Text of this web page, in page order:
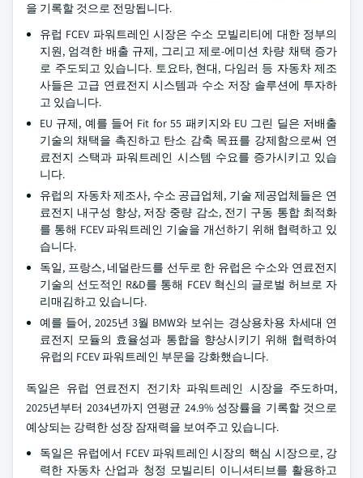
을 기록할 것으로 전망됩니다.
유럽 FCEV 파워트레인 시장은 수소 모빌리티에 대한 정부의
지원, 엄격한 배출 규제, 그리고 제로-에미션 차량 채택 증가
로 주도되고 있습니다. 토요타, 현대, 다임러 등 자동차 제조
사들은 고급 연료전지 시스템과 수소 저장 솔루션에 투자하
고 있습니다.
EU 규제, 예를 들어 Fit for 55 패키지와 EU 그린 딜은 저배출
기술의 채택을 촉진하고 탄소 감축 목표를 강제함으로써 연
료전지 스택과 파워트레인 시스템 수요를 증가시키고 있습
니다.
유럽의 자동차 제조사, 수소 공급업체, 기술 제공업체들은 연
료전지 내구성 향상, 저장 중량 감소, 전기 구동 통합 최적화
를 통해 FCEV 파워트레인 기술을 개선하기 위해 협력하고 있
습니다.
독일, 프랑스, 네덜란드를 선두로 한 유럽은 수소와 연료전지
기술의 선도적인 R&D를 통해 FCEV 혁신의 글로벌 허브로 자
리매김하고 있습니다.
예를 들어, 2025년 3월 BMW와 보쉬는 경상용차용 차세대 연
료전지 모듈의 효율성과 통합을 향상시키기 위해 협력하여
유럽의 FCEV 파워트레인 부문을 강화했습니다.
독일은 유럽 연료전지 전기차 파워트레인 시장을 주도하며,
2025년부터 2034년까지 연평균 24.9% 성장률을 기록할 것으로
예상되는 강력한 성장 잠재력을 보여주고 있습니다.
독일은 유럽에서 FCEV 파워트레인 시장의 핵심 시장으로, 강
력한 자동차 산업과 청정 모빌리티 이니셔티브를 활용하고